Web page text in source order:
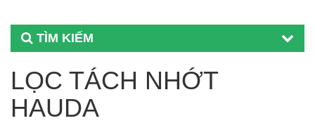
TÌM KIẾM
LỌC TÁCH NHỚT
HAUDA